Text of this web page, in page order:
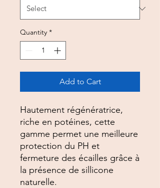
Quantity *
Add to Cart
Hautement régénératrice,
riche en potéines, cette
gamme permet une meilleure
protection du PH et
fermeture des écailles grâce à
la présence de sillicone
naturelle.